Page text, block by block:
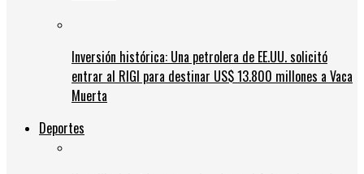
Inversión histórica: Una petrolera de EE.UU. solicitó
entrar al RIGI para destinar US$ 13.800 millones a Vaca
Muerta
Deportes